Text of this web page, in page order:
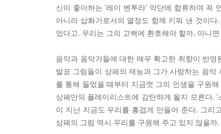
신이 좋아하는 '레이 벤투라' 악단에 합류하여 꼭
아니라 삽화가로서의 열정도 함께 키워 낸 것이
었다고. 우리는 그의 고백에 환호해야 할까, 아니
음악과 음악가들에 대한 매우 확고한 취향이 반
발표 그림들이 상페의 재능과 그가 사랑하는 음
를 통해 들었을 때부터 지금껏 그의 인생을 구원
상페만의 플레이리스트에 감탄하게 될지 모른다.
이 지난 지금도 우리를 흥겹게 만들어 준다. 그리
상페의 그림 역시 우리를 구원해 주고 있지 않을까.